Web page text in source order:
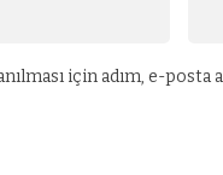
için adım, e-posta